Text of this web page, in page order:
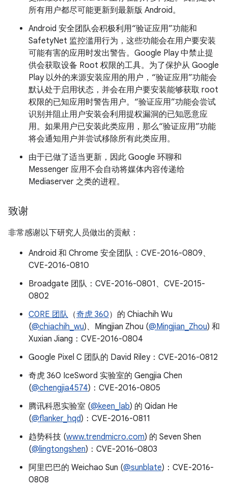
所有用户都尽可能更新到最新版 Android。
Android 安全团队会积极利用“验证应用”功能和
SafetyNet 监控滥用行为，这些功能会在用户要安装
可能有害的应用时发出警告。Google Play 中禁止提
供会获取设备 Root 权限的工具。为了保护从 Google
Play 以外的来源安装应用的用户，“验证应用”功能会
默认处于启用状态，并会在用户要安装能够获取 root
权限的已知应用时警告用户。“验证应用”功能会尝试
识别并阻止用户安装会利用提权漏洞的已知恶意应
用。如果用户已安装此类应用，那么“验证应用”功能
将会通知用户并尝试移除所有此类应用。
由于已做了适当更新，因此 Google 环聊和
Messenger 应用不会自动将媒体内容传递给
Mediaserver 之类的进程。
致谢
非常感谢以下研究人员做出的贡献：
Android 和 Chrome 安全团队：CVE-2016-0809、
CVE-2016-0810
Broadgate 团队：CVE-2016-0801、CVE-2015-
0802
C0RE 团队 （奇虎 360）的 Chiachih Wu
(@chiachih_wu)、Mingjian Zhou (@Mingjian_Zhou) 和
Xuxian Jiang：CVE-2016-0804
Google Pixel C 团队的 David Riley：CVE-2016-0812
奇虎 360 IceSword 实验室的 Gengjia Chen
(@chengjia4574)：CVE-2016-0805
腾讯科恩实验室 (@keen_lab) 的 Qidan He
(@flanker_hqd)：CVE-2016-0811
趋势科技 (www.trendmicro.com) 的 Seven Shen
(@lingtongshen)：CVE-2016-0803
阿里巴巴的 Weichao Sun (@sunblate)：CVE-2016-
0808